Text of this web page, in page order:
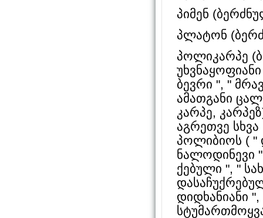
პიმენ
პლატონ
პოლიკარპე
ბევრი ", "
ამათგანი
კარპე,
აგრეთვე
პოლიბიოს ( "
ნალოდინევი
ქებული ", "
დიდხანიანი